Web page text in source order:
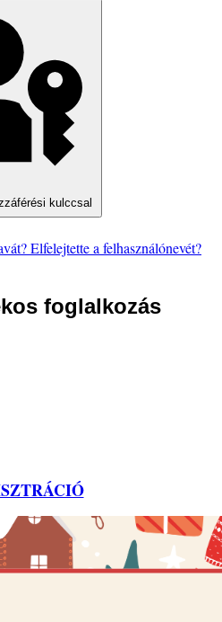
kulccsal
Elfelejtette a felhasználónevét?
foglalkozás